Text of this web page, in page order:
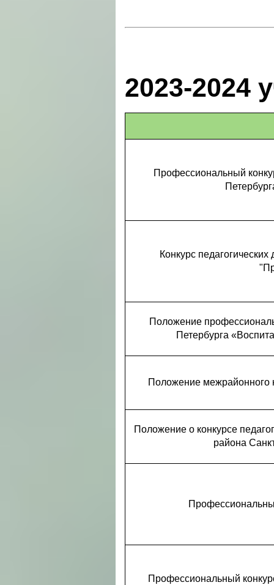
2023-2024
Профессиональный
Конкурс
Положение
Петербурга
Положение межрайонного
Положение о конкурсе
района
Профессиональный